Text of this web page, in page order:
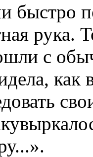
быстро
рука.
с
как